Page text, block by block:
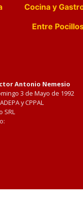
Cocina y
Entre
Antonio Nemesio
3 de Mayo de 1992
y CPPAL
SRL